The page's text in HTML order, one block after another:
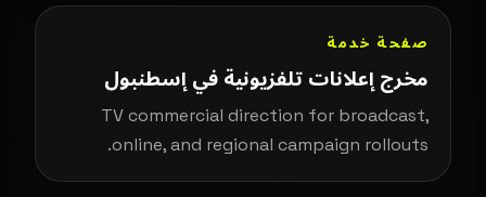
صفحة خدمة
مخرج إعلانات تلفزيونية في إسطنبول
TV commercial direction for broadcast,
online, and regional campaign rollouts.